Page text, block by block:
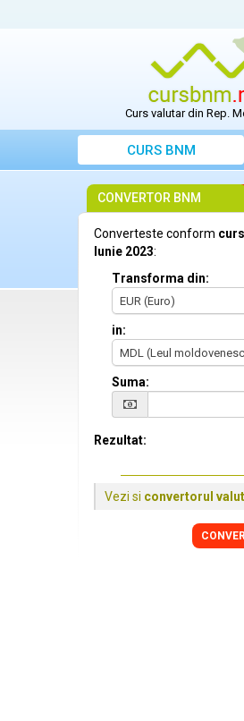
Curs valutar din Rep.
CURS BNM
CONVERTOR BNM
Converteste conform
Iunie 2023:
Transforma din:
EUR (Euro)
in:
MDL (Leul
Suma:
Rezultat:
Vezi si convertorul